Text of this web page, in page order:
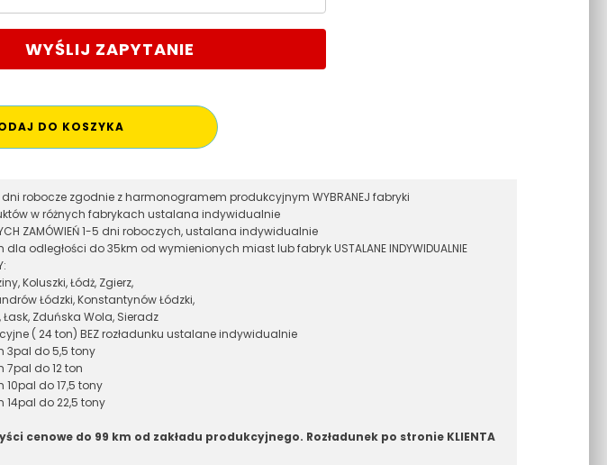
WYŚLIJ ZAPYTANIE
DO KOSZYKA
robocze zgodnie z harmonogramem produkcyjnym WYBRANEJ fabryki
w różnych fabrykach ustalana indywidualnie
ZAMÓWIEŃ 1-5 dni roboczych, ustalana indywidualnie
dla odległości do 35km od wymienionych miast lub fabryk USTALANE INDYWIDUALNIE
Koluszki, Łódż, Zgierz,
Łódzki, Konstantynów Łódzki,
Zduńska Wola, Sieradz
( 24 ton) BEZ rozładunku ustalane indywidualnie
3pal do 5,5 tony
7pal do 12 ton
10pal do 17,5 tony
14pal do 22,5 tony
cenowe do 99 km od zakładu produkcyjnego. Rozładunek po stronie KLIENTA